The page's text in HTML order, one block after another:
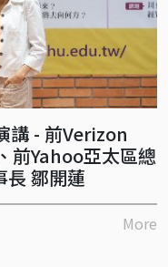
講 - 前Verizon
前Yahoo亞太區總
長 鄒開蓮
More